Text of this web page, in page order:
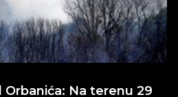
Na terenu 29